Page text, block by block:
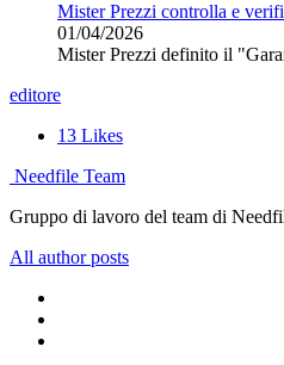
Mister Prezzi controlla e
01/04/2026
Mister Prezzi definito il
editore
13 Likes
Needfile Team
Gruppo di lavoro del team di
All author posts